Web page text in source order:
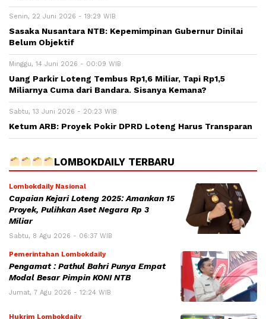
Senin, 22 Juni 2026 - 19:29 WIB
Sasaka Nusantara NTB: Kepemimpinan Gubernur Dinilai
Belum Objektif
Minggu, 14 Juni 2026 - 00:09 WIB
Uang Parkir Loteng Tembus Rp1,6 Miliar, Tapi Rp1,5
Miliarnya Cuma dari Bandara. Sisanya Kemana?
Sabtu, 13 Juni 2026 - 20:23 WIB
Ketum ARB: Proyek Pokir DPRD Loteng Harus Transparan
LOMBOKDAILY TERBARU
Lombokdaily Nasional
Capaian Kejari Loteng 2025: Amankan 15
Proyek, Pulihkan Aset Negara Rp 3
Miliar
Sabtu, 8 Agu 2026 - 06:37 WIB
Pemerintahan Lombokdaily
Pengamat : Pathul Bahri Punya Empat
Modal Besar Pimpin KONI NTB
Jumat, 7 Agu 2026 - 12:24 WIB
Hukrim Lombokdaily